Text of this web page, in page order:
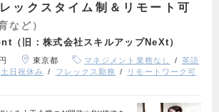
ックスタイム制＆リモート可
など）
（旧：株式会社スキルアップNeXt）
東京都 マネジメント業務なし
英語
土日祝休み フレックス勤務
リモートワーク可